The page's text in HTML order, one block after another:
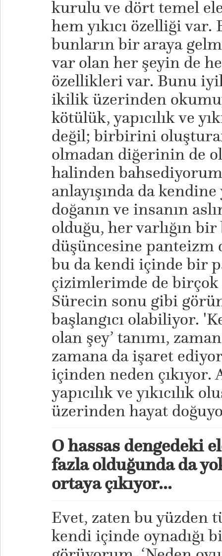
kurulu ve dört temel
hem yıkıcı özelliği
bunların bir araya
var olan her şeyin de
özellikleri var. Bunu
ikilik üzerinden
kötülük, yapıcılık ve
değil; birbirini
olmadan diğerinin de
halinden
anlayışında da
doğanın ve insanın
olduğu, her varlığın
düşüncesine panteizm
bu da kendi içinde bir
çizimlerimde de
Sürecin sonu gibi
başlangıcı olabiliyor.
olan şey’ tanımı,
zamana da işaret
içinden neden çıkıyor.
yapıcılık ve yıkıcılık
üzerinden hayat
O hassas dengedeki
fazla olduğunda da
ortaya çıkıyor...
Evet, zaten bu yüzden
kendi içinde oynadığı